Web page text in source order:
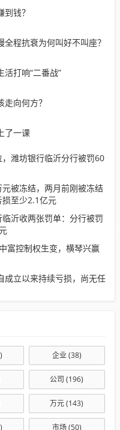
钱？
程抗衰为何叫好不叫座？
打响“二番战”
向何方？
了一课
潍坊银行临沂分行被罚60
被冻结，两月前刚被冻结
至少2.1亿元
沂收两张罚单：分行被罚
富控制权生变，横琴兴赢
成立以来持续亏损，尚无任
企业(38)
公司 (196)
万元(143)
市场(50)